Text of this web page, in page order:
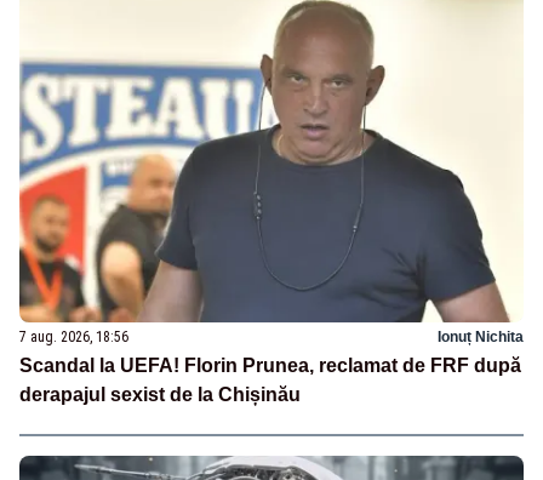
7 aug. 2026, 18:56 Ionuț Nichita
Scandal la UEFA! Florin Prunea, reclamat de FRF după
derapajul sexist de la Chișinău